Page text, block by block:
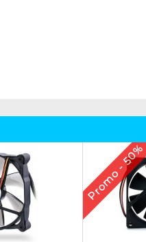
Promo - 50%